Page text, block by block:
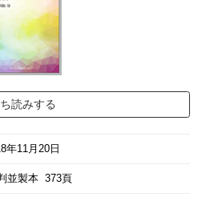
読みする
年11月20日
並製本 373頁